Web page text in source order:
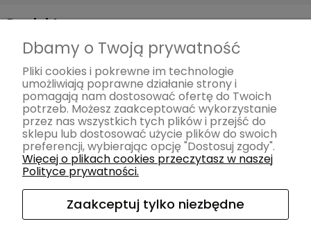
Produkty
Sofy
Narożniki
Meble z funkcją spania Smart
Meble modułowe
Fotele
Pufy
Łóżka
Krzesła
Akcesoria
Dbamy o Twoją prywatność
Pliki cookies i pokrewne im technologie
umożliwiają poprawne działanie strony i
pomagają nam dostosować ofertę do Twoich
potrzeb. Możesz zaakceptować wykorzystanie
przez nas wszystkich tych plików i przejść do
sklepu lub dostosować użycie plików do swoich
preferencji, wybierając opcję "Dostosuj zgody".
Więcej o plikach cookies przeczytasz w naszej
Polityce prywatności.
Zaakceptuj tylko niezbędne